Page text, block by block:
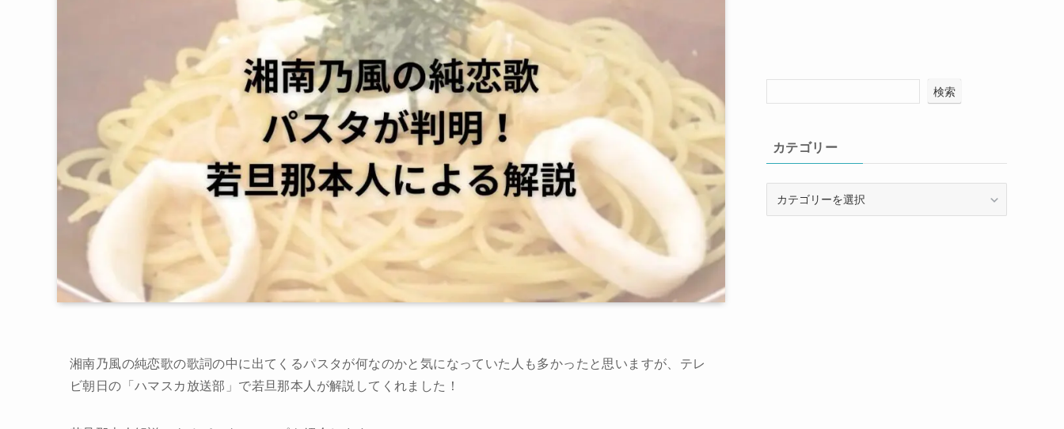
湘南乃風の純恋歌の歌詞の中に出てくるパスタが何なのかと気になっていた人も多かったと思いますが、テレ
ビ朝日の「ハマスカ放送部」で若旦那本人が解説してくれました！
検索
カテゴリー